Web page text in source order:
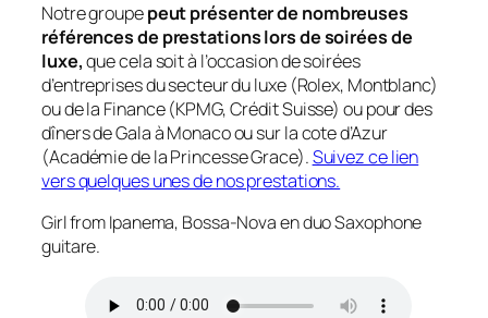
Notre groupepeut présenter de nombreuses
références de prestations lors de soirées de
luxe,que cela soit à l’occasion de soirées
d’entreprises du secteur du luxe (Rolex, Montblanc)
ou de la Finance (KPMG, Crédit Suisse) ou pour des
dîners de Gala à Monaco ou sur la cote d’Azur
(Académie de la Princesse Grace).Suivez ce lien
vers quelques unes de nos prestations.
Girl from Ipanema, Bossa-Nova en duo Saxophone
guitare.